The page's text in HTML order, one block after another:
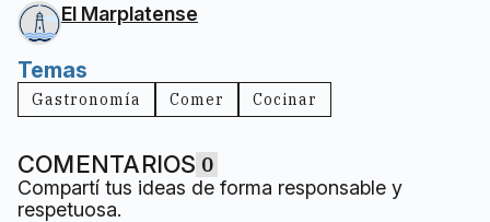
El Marplatense
Temas
Gastronomía Comer Cocinar
COMENTARIOS 0
Compartí tus ideas de forma responsable y
respetuosa.